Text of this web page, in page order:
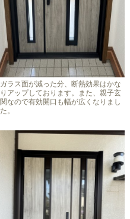
ガラス面が減った分、断熱効果はかな
りアップしております。また、親子玄
関なので有効開口も幅が広くなりまし
た。